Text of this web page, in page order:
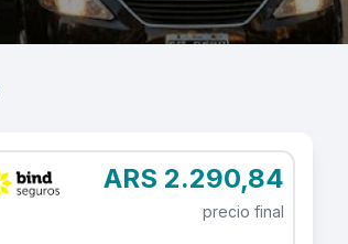
ARS 2.290,84
precio final